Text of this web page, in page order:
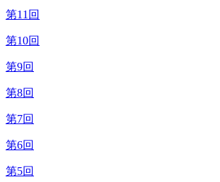
第11回
第10回
第9回
第8回
第7回
第6回
第5回